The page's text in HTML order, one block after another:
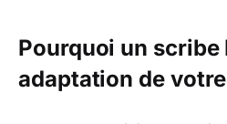
Pourquoi un scribe
adaptation de